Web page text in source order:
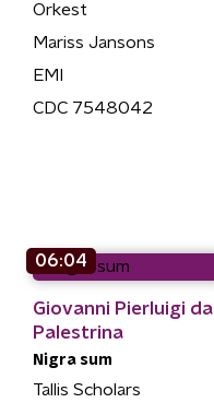
Orkest
Mariss Jansons
EMI
CDC 7548042
06:04
Giovanni Pierluigi da
Palestrina
Nigra sum
Tallis Scholars